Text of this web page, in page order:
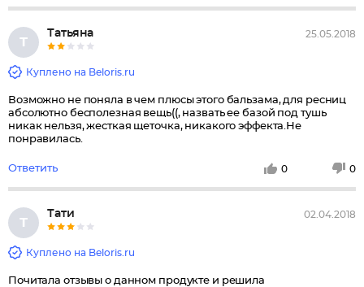
Т
Татьяна 25.05.2018
Куплено на Beloris.ru
Возможно не поняла в чем плюсы этого бальзама, для ресниц
абсолютно бесполезная вещь((, назвать ее базой под тушь
никак нельзя, жесткая щеточка, никакого эффекта.Не
понравилась.
Ответить 0 0
Т
Тати 02.04.2018
Куплено на Beloris.ru
Почитала отзывы о данном продукте и решила